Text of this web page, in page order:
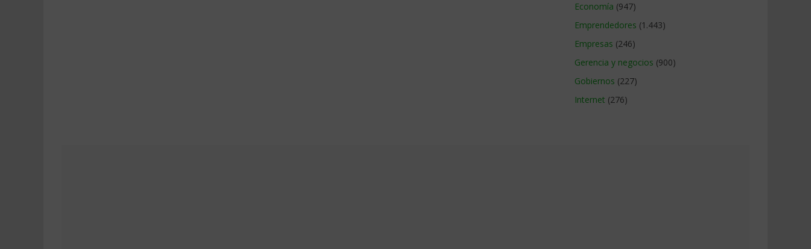
Economía (947)
Emprendedores (1.443)
Empresas (246)
Gerencia y negocios (900)
Gobiernos (227)
Internet (276)